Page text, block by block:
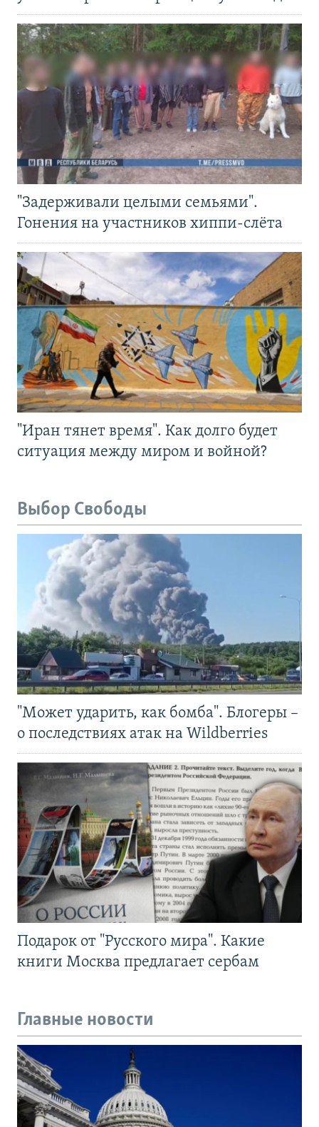
"Задерживали целыми семьями".
Гонения на участников хиппи-слёта
"Иран тянет время". Как долго будет
ситуация между миром и войной?
Выбор Свободы
"Может ударить, как бомба". Блогеры –
о последствиях атак на Wildberries
Подарок от "Русского мира". Какие
книги Москва предлагает сербам
Главные новости